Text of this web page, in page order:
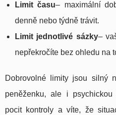
Limit času– maximální
denně nebo týdně trávit.
Limit jednotlivé sázky–
nepřekročíte bez ohledu na
Dobrovolné limity jsou silný
peněženku, ale i
pocit kontroly a víte, že